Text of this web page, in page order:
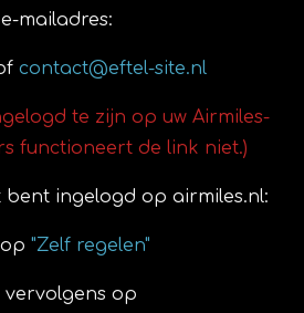
e-mailadres:
contact@eftel-site.nl
te zijn op uw Airmiles-
functioneert de link niet.)
bent ingelogd op airmiles.nl:
"Zelf regelen"
vervolgens op